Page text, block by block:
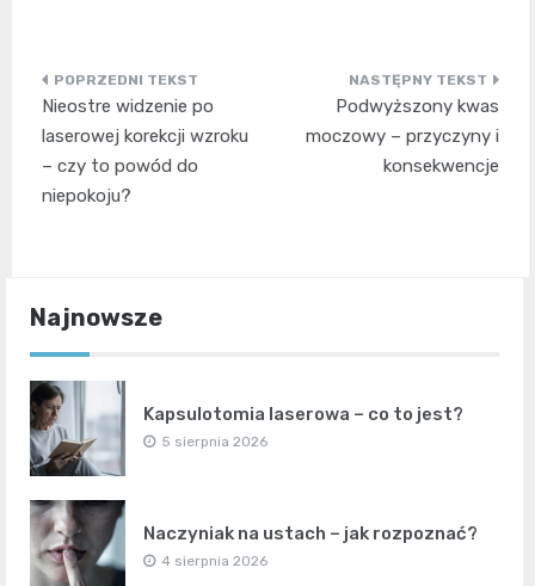
Nawigacja
wpisu
Nieostre widzenie po
laserowej korekcji wzroku
– czy to powód do
niepokoju?
Podwyższony kwas
moczowy – przyczyny i
konsekwencje
Najnowsze
Kapsulotomia laserowa – co to jest?
5 sierpnia 2026
Naczyniak na ustach – jak rozpoznać?
4 sierpnia 2026